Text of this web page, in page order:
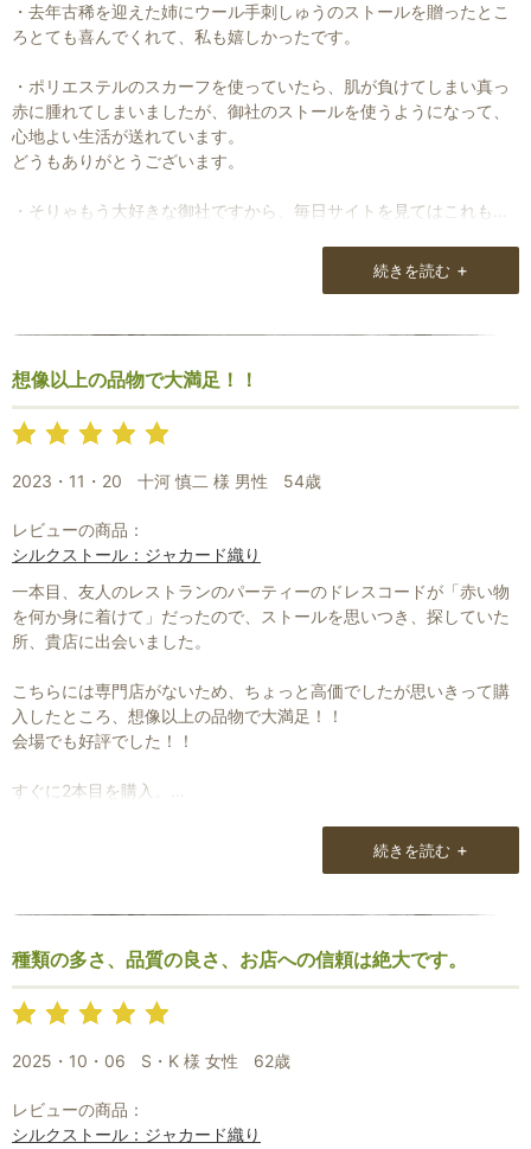
・去年古稀を迎えた姉にウール手刺しゅうのストールを贈ったとこ
ろとても喜んでくれて、私も嬉しかったです。
・ポリエステルのスカーフを使っていたら、肌が負けてしまい真っ
赤に腫れてしまいましたが、御社のストールを使うようになって、
心地よい生活が送れています。
どうもありがとうございます。
・そりゃもう大好きな御社ですから、毎日サイトを見てはこれもあ
・お洒落にめざめて、サイトを毎日欠かさずチェックしています。
すが、納得のいく品物が手に入れられるまで、貯金しながら拝見し
毎日のワクワクを伝えられないものでしょうか。
本当の欲しい品ばかりで迷います。
続きを読む +
想像以上の品物で大満足！！
2023・11・20 十河 慎二 様 男性 54歳
レビューの商品：
シルクストール：ジャカード織り
一本目、友人のレストランのパーティーのドレスコードが「赤い物
を何か身に着けて」だったので、ストールを思いつき、探していた
所、貴店に出会いました。
こちらには専門店がないため、ちょっと高価でしたが思いきって購
入したところ、想像以上の品物で大満足！！
会場でも好評でした！！
すぐに2本目を購入。
また、いろいろ見て購入したいと思っています。続きを読む +
種類の多さ、品質の良さ、お店への信頼は絶大です。
2025・10・06 S・K 様 女性 62歳
レビューの商品：
シルクストール：ジャカード織り